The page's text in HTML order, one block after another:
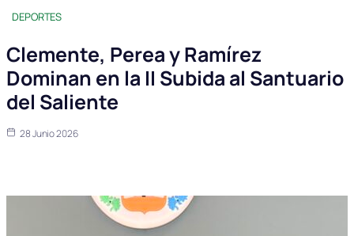
DEPORTES
Clemente, Perea y Ramírez
Dominan en la II Subida al Santuario
del Saliente
28 Junio 2026